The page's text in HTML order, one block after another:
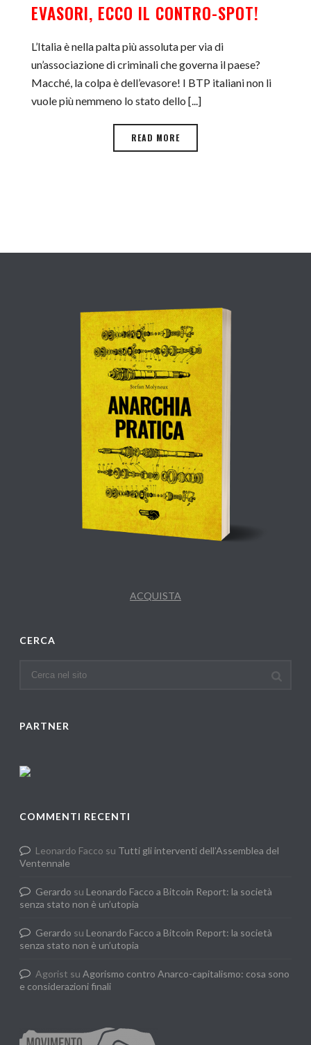
EVASORI, ECCO IL CONTRO-SPOT!
L’Italia è nella palta più assoluta per via di
un’associazione di criminali che governa il paese?
Macché, la colpa è dell’evasore! I BTP italiani non li
vuole più nemmeno lo stato dello [...]
READ MORE
ACQUISTA
CERCA
PARTNER
COMMENTI RECENTI
Leonardo Facco su Tutti gli interventi dell’Assemblea del
Ventennale
Gerardo su Leonardo Facco a Bitcoin Report: la società
senza stato non è un’utopia
Gerardo su Leonardo Facco a Bitcoin Report: la società
senza stato non è un’utopia
Agorist suAgorismo contro Anarco-capitalismo: cosa sono
e considerazioni finali